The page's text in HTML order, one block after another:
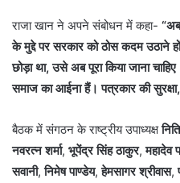
राजा खान ने अपने संबोधन में कहा-
के मुद्दे पर सरकार को ठोस कदम उठाने
छोड़ा था, उसे अब पूरा किया जाना
समाज का आईना हैं। पत्रकार की
बैठक में संगठन के राष्ट्रीय उपाध्यक्ष
नवरत्न शर्मा, भूपेंद्र सिंह ठाकुर,महादेव
सवानी,निमेष पाण्डेय,हेमसागर श्रीवास,